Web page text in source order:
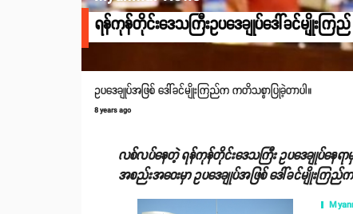
ရန်ကုန်တိုင်းဒေသကြီးဥပဒေချုပ်ဒေါ်ခင်မျိုုး
ဥပဒေချုပ်အဖြစ် ဒေါ်ခင်မျိုးကြည်က ကတိသစ္စာပြုခဲ့တာပါ။
8 years ago
လစ်လပ်နေတဲ့ ရန်ကုန်တိုင်းဒေသကြီး ဥပဒေချုပ်နေ
အစည်းအဝေးမှာ ဥပဒေချုပ်အဖြစ် ဒေါ်ခင်မျိုးက